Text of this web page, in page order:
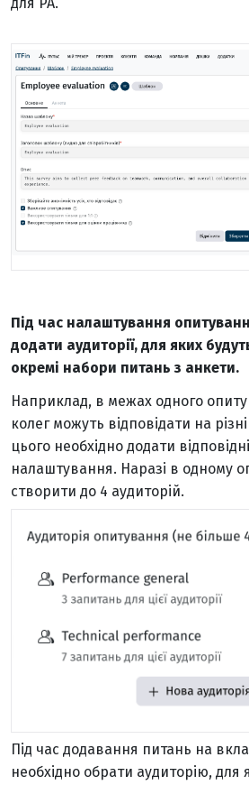
для PA.
Під час налаштування
додати аудиторії, для яких
окремі набори питань з анкети.
Наприклад, в межах одного
колег можуть відповідати на
цього необхідно додати
налаштування. Наразі в одному
створити до 4 аудиторій.
Під час додавання питань на
необхідно обрати аудиторію, для